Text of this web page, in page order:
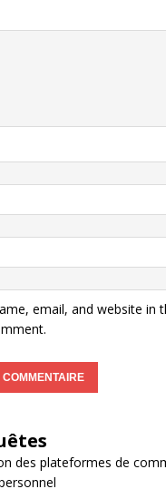
email, and website in
des plateformes de